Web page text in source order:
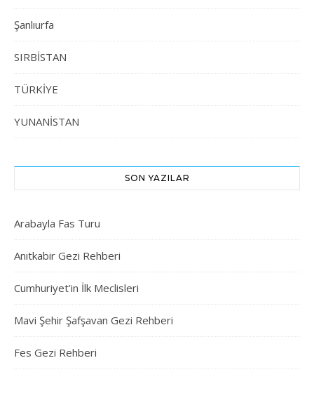
Şanlıurfa
SIRBİSTAN
TÜRKİYE
YUNANİSTAN
SON YAZILAR
Arabayla Fas Turu
Anıtkabir Gezi Rehberi
Cumhuriyet’in İlk Meclisleri
Mavi Şehir Şafşavan Gezi Rehberi
Fes Gezi Rehberi